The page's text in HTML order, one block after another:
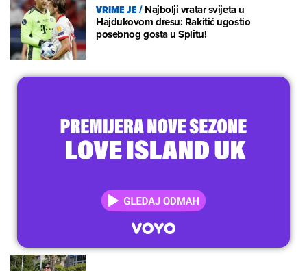
VRIME JE/Najbolji vratar svijeta u
Hajdukovom dresu: Rakitić ugostio
posebnog gosta u Splitu!